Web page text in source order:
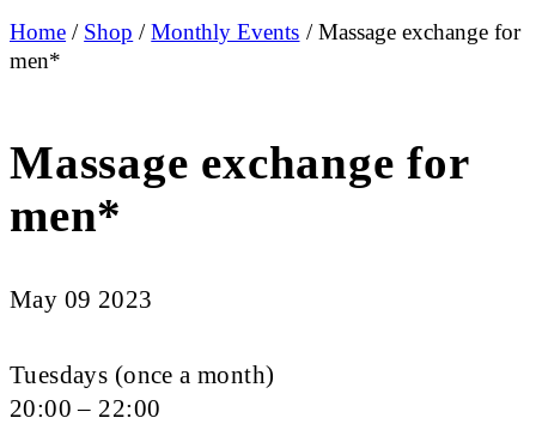
Home / Shop /Monthly Events / Massage exchange for
men*
Massage exchange for
men*
May 09 2023
Tuesdays (once a month)
20:00 – 22:00